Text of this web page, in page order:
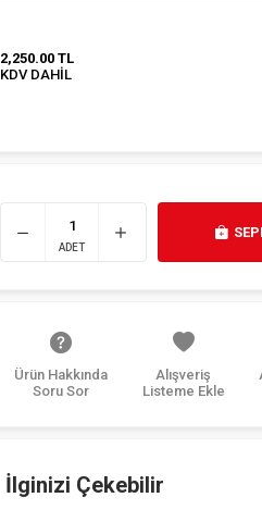
2,250.00 TL
KDV DAHİL
ADET
Ürün Hakkında
Soru Sor
Alışveriş
Listeme Ekle
İlginizi Çekebilir